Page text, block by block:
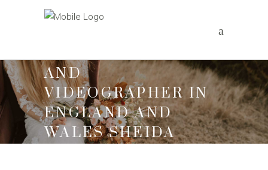
AND
VIDEOGRAPHER IN
ENGLAND AND
WALES SHEIDA